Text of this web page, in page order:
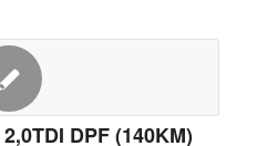
DPF (140KM)